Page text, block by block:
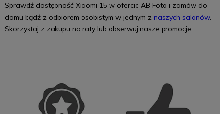
Sprawdź dostępność Xiaomi 15 w ofercie AB Foto i zamów do
domu bądź z odbiorem osobistym w jednym z naszych salonów.
Skorzystaj z zakupu na raty lub obserwuj nasze promocje.